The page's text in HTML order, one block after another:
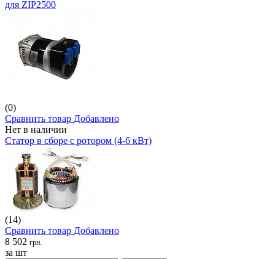
для ZIP2500
(0)
Сравнить товар Добавлено
Нет в наличии
Статор в сборе с ротором (4-6 кВт)
(14)
Сравнить товар Добавлено
8 502 грн.
за шт